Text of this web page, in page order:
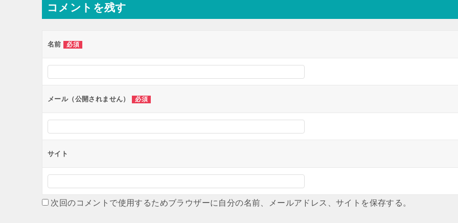
コメントを残す
名前 必須
メール（公開されません） 必須
サイト
次回のコメントで使用するためブラウザーに自分の名前、メールアドレス、サイトを保存する。